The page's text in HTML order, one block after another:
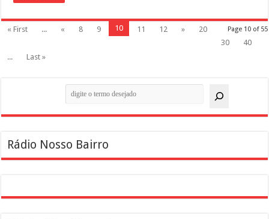
Page 10 of 55
« First ... « 8 9 10 11 12 »
20
30
40
...
Last »
Rádio Nosso Bairro